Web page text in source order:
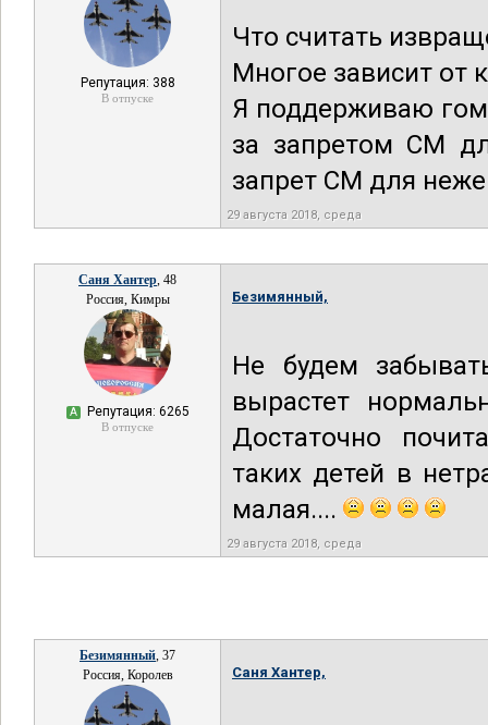
Репутация: 388
В отпуске
Что считать
Многое зависит от
Я поддерживаю
за запретом СМ
запрет СМ для
29 августа 2018, среда
Саня Хантер, 48
Россия, Кимры
А Репутация: 6265
В отпуске
Безимянный,
Не будем
вырастет
Достаточно
таких детей в
малая....
29 августа 2018, среда
Безимянный, 37
Россия, Королев
Саня Хантер,